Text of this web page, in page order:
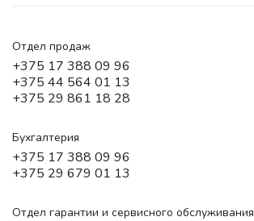
Отдел продаж
+375 17 388 09 96
+375 44 564 01 13
+375 29 861 18 28
Бухгалтерия
+375 17 388 09 96
+375 29 679 01 13
Отдел гарантии и сервисного обслуживания